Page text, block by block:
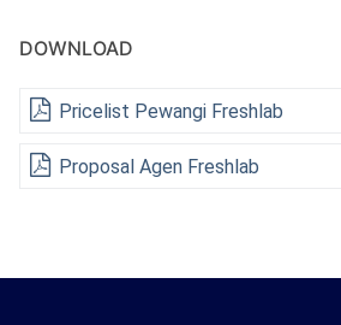
DOWNLOAD
Pricelist Pewangi Freshlab
Proposal Agen Freshlab